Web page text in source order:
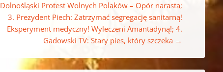
Protest Wolnych Polaków – Opór narasta;
3. Prezydent Piech: Zatrzymać segregację sanitarną!
Eksperyment medyczny! Wyleczeni Amantadyną!; 4.
Gadowski TV: Stary pies, który szczeka →